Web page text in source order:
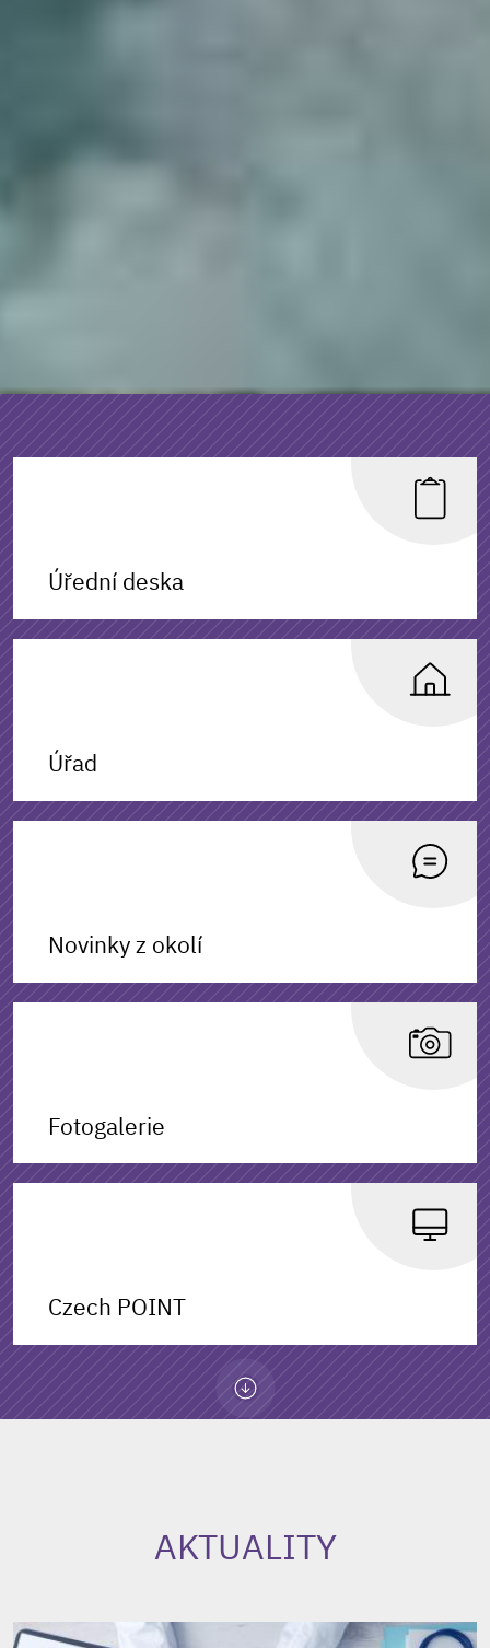
Úřední deska
Úřad
Novinky z okolí
Fotogalerie
Czech POINT
AKTUALITY